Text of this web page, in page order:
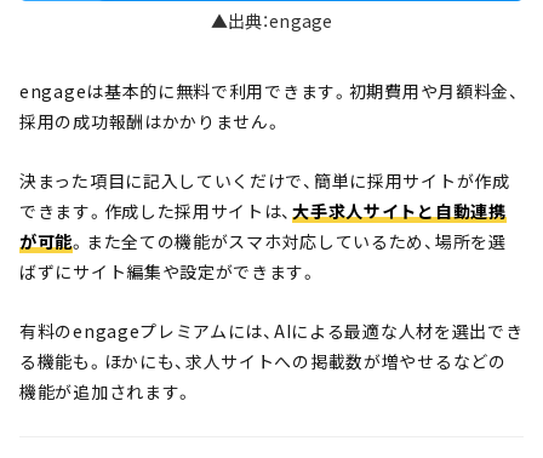
▲出典：engage
engageは基本的に無料で利用できます。初期費用や月額料金、
採用の成功報酬はかかりません。
決まった項目に記入していくだけで、簡単に採用サイトが作成
できます。作成した採用サイトは、大手求人サイトと自動連携
が可能。また全ての機能がスマホ対応しているため、場所を選
ばずにサイト編集や設定ができます。
有料のengageプレミアムには、AIによる最適な人材を選出でき
る機能も。ほかにも、求人サイトへの掲載数が増やせるなどの
機能が追加されます。